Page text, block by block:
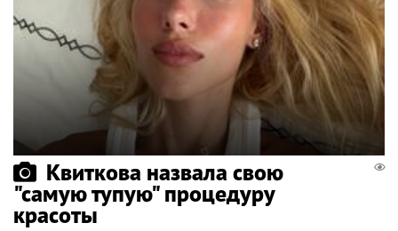
Квиткова назвала свою
"самую тупую" процедуру
красоты